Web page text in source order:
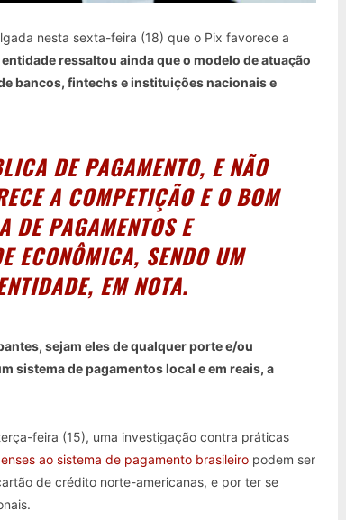
nesta sexta-feira (18) que o Pix favorece a
entidade ressaltou ainda que o modelo de atuação
bancos, fintechs e instituições nacionais e
DE PAGAMENTO, E NÃO
A COMPETIÇÃO E O BOM
DE PAGAMENTOS E
ECONÔMICA, SENDO UM
EM NOTA.
sejam eles de qualquer porte e/ou
sistema de pagamentos local e em reais, a
feira (15), uma investigação contra práticas
ao sistema de pagamento brasileiro podem ser
de crédito norte-americanas, e por ter se